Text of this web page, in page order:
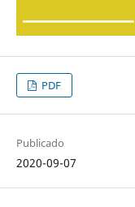
PDF
Publicado
2020-09-07